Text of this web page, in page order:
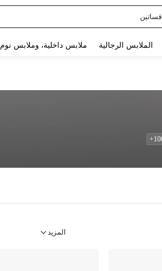
فساتين
الملابس الرجالية ملابس داخلية، وملابس نوم
المزيد